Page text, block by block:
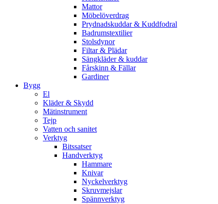
Mattor
Möbelöverdrag
Prydnadskuddar & Kuddfodral
Badrumstextilier
Stolsdynor
Filtar & Plädar
Sängkläder & kuddar
Fårskinn & Fällar
Gardiner
Bygg
El
Kläder & Skydd
Mätinstrument
Tejp
Vatten och sanitet
Verktyg
Bitssatser
Handverktyg
Hammare
Knivar
Nyckelverktyg
Skruvmejslar
Spännverktyg